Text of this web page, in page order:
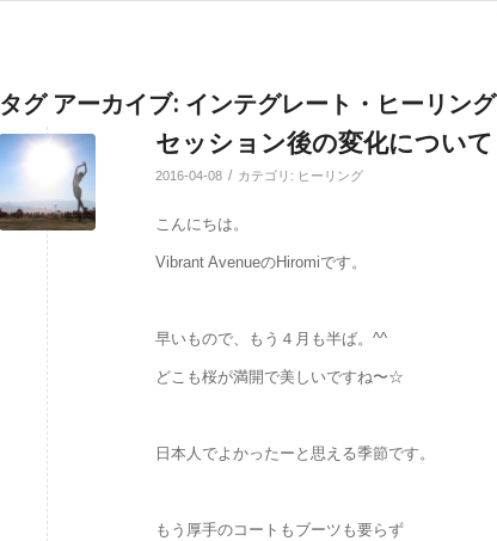
タグ アーカイブ: インテグレート・ヒーリング
セッション後の変化について
2016-04-08 / カテゴリ: ヒーリング
こんにちは。
Vibrant AvenueのHiromiです。
早いもので、もう４月も半ば。^^
どこも桜が満開で美しいですね〜☆
日本人でよかったーと思える季節です。
もう厚手のコートもブーツも要らず